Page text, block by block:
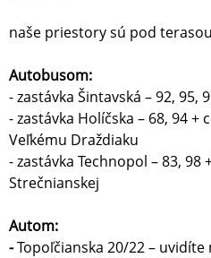
naše priestory sú pod
Autobusom:
- zastávka Šintavská – 92, 95,
- zastávka Holíčska – 68, 94
Veľkému Draždiaku
- zastávka Technopol – 83,
Strečnianskej
Autom:
-Topoľčianska 20/22 –